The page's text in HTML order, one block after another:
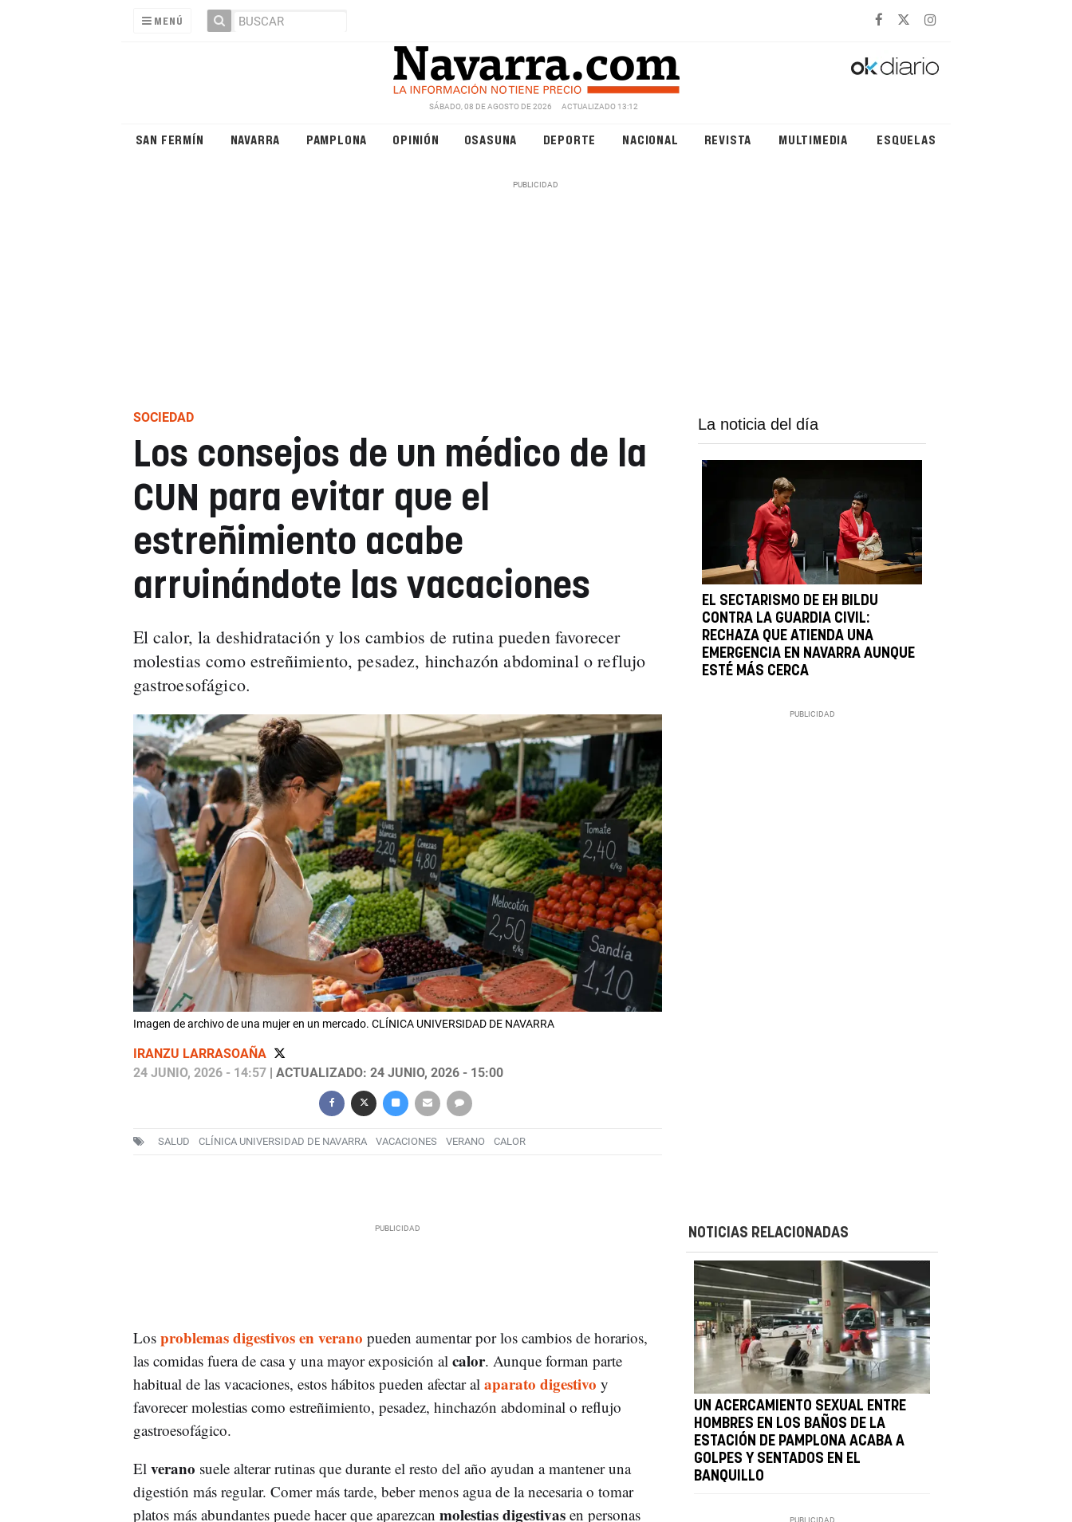
MENÚ
SÁBADO, 08 DE AGOSTO DE 2026 ACTUALIZADO 13:12
SAN FERMÍN NAVARRA PAMPLONA OPINIÓN OSASUNA DEPORTE NACIONAL REVISTA MULTIMEDIA ESQUELAS
SOCIEDAD
Los consejos de un médico de la
CUN para evitar que el
estreñimiento acabe
arruinándote las vacaciones
El calor, la deshidratación y los cambios de rutina pueden favorecer
molestias como estreñimiento, pesadez, hinchazón abdominal o reflujo
gastroesofágico.
Imagen de archivo de una mujer en un mercado. CLÍNICA UNIVERSIDAD DE NAVARRA
IRANZU LARRASOAÑA
24 JUNIO, 2026 - 14:57| ACTUALIZADO: 24 JUNIO, 2026 - 15:00
SALUD CLÍNICA UNIVERSIDAD DE NAVARRA VACACIONES VERANO CALOR
La noticia del día
EL SECTARISMO DE EH BILDU
CONTRA LA GUARDIA CIVIL:
RECHAZA QUE ATIENDA UNA
EMERGENCIA EN NAVARRA AUNQUE
ESTÉ MÁS CERCA
Los problemas digestivos en verano pueden aumentar por los cambios de horarios,
las comidas fuera de casa y una mayor exposición al calor. Aunque forman parte
habitual de las vacaciones, estos hábitos pueden afectar al aparato digestivo y
favorecer molestias como estreñimiento, pesadez, hinchazón abdominal o reflujo
gastroesofágico.
El verano suele alterar rutinas que durante el resto del año ayudan a mantener una
digestión más regular. Comer más tarde, beber menos agua de la necesaria o tomar
platos más abundantes puede hacer que aparezcan molestias digestivasen personas
NOTICIAS RELACIONADAS
UN ACERCAMIENTO SEXUAL ENTRE
HOMBRES EN LOS BAÑOS DE LA
ESTACIÓN DE PAMPLONA ACABA A
GOLPES Y SENTADOS EN EL
BANQUILLO